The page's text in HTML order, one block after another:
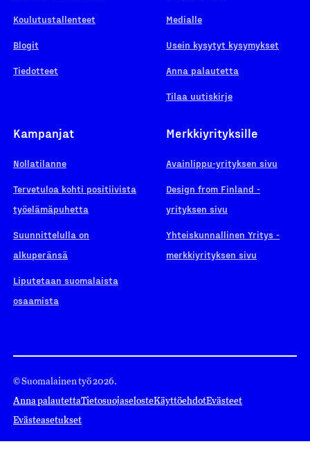
Koulutustallenteet
Blogit
Tiedotteet
Medialle
Usein kysytyt kysymykset
Anna palautetta
Tilaa uutiskirje
Kampanjat
Nollatilanne
Tervetuloa kohti positiivista
työelämäpuhetta
Suunnittelulla on
alkuperänsä
Liputetaan suomalaista
osaamista
Merkkiyrityksille
Avainlippu-yrityksen sivu
Design from Finland -
yrityksen sivu
Yhteiskunnallinen Yritys -
merkkiyrityksen sivu
© Suomalainen työ 2026.
Anna palautettaTietosuojaselosteKäyttöehdotEvästeet
Evästeasetukset